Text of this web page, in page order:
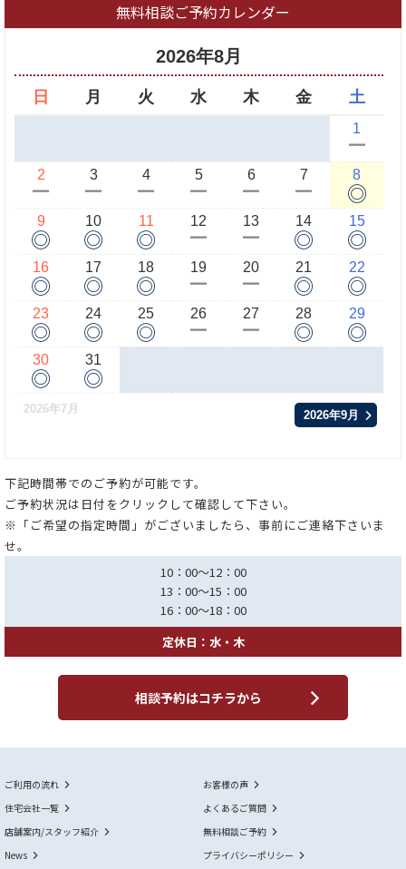
無料相談ご予約カレンダー
2026年8月
日 月 火 水 木 金 土
1
ー
2
ー
3
ー
4
ー
5
ー
6
ー
7
ー
8
◎
9
◎
10
◎
11
◎
12
ー
13
ー
14
◎
15
◎
16
◎
17
◎
18
◎
19
ー
20
ー
21
◎
22
◎
23
◎
24
◎
25
◎
26
ー
27
ー
28
◎
29
◎
30
◎
31
◎
2026年7月 2026年9月
下記時間帯でのご予約が可能です。
ご予約状況は日付をクリックして確認して下さい。
※「ご希望の指定時間」がございましたら、事前にご連絡下さいま
せ。
10：00～12：00
13：00～15：00
16：00～18：00
定休日：水・木
相談予約はコチラから
ご利用の流れ
お客様の声
住宅会社一覧
よくあるご質問
店舗案内/スタッフ紹介
無料相談ご予約
News
プライバシーポリシー